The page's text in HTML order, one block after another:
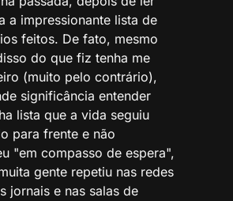
a impressionante lista de
feitos. De fato, mesmo
do que fiz tenha me
(muito pelo contrário),
significância entender
lista que a vida seguiu
para frente e não
"em compasso de espera",
gente repetiu nas redes
jornais e nas salas de